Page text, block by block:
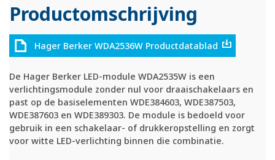
Productomschrijving
Hager Berker WDA2536W Productdatablad
De Hager Berker LED-module WDA2535W is een
verlichtingsmodule zonder nul voor draaischakelaars en
past op de basiselementen WDE384603, WDE387503,
WDE387603 en WDE389303. De module is bedoeld voor
gebruik in een schakelaar- of drukkeropstelling en zorgt
voor witte LED-verlichting binnen die combinatie.